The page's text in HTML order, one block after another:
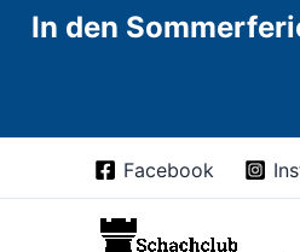
In den
Facebook